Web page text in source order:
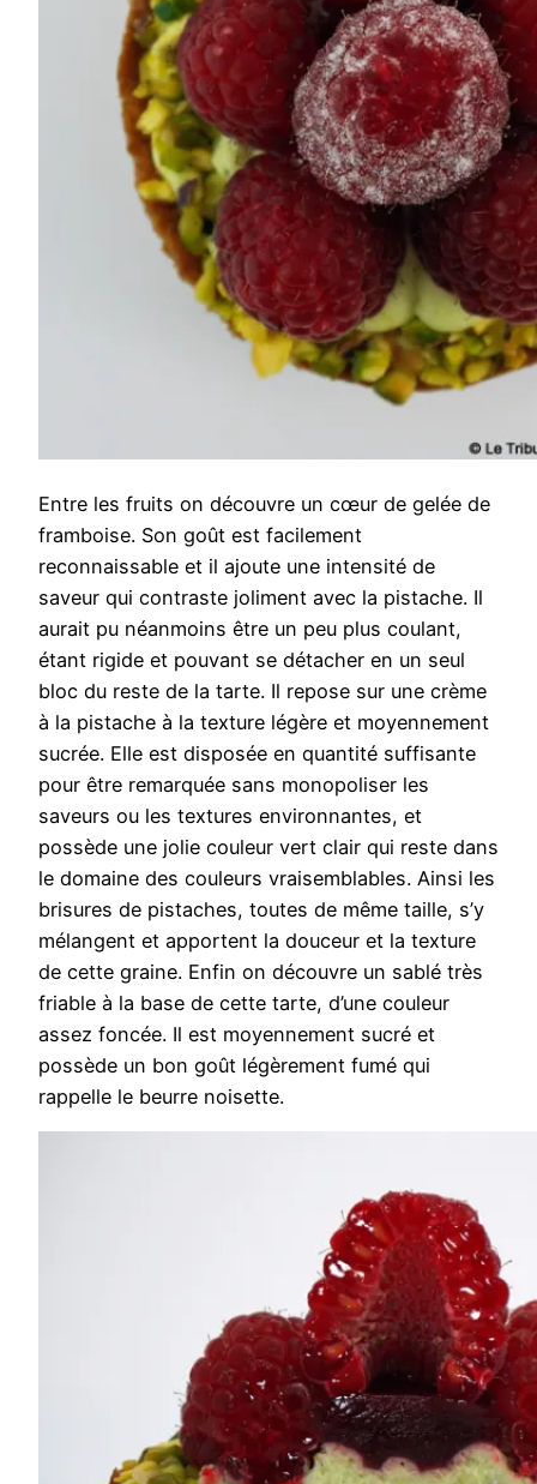
Entre les fruits on découvre un cœur de gelée de
framboise. Son goût est facilement
reconnaissable et il ajoute une intensité de
saveur qui contraste joliment avec la pistache. Il
aurait pu néanmoins être un peu plus coulant,
étant rigide et pouvant se détacher en un seul
bloc du reste de la tarte. Il repose sur une crème
à la pistache à la texture légère et moyennement
sucrée. Elle est disposée en quantité suffisante
pour être remarquée sans monopoliser les
saveurs ou les textures environnantes, et
possède une jolie couleur vert clair qui reste dans
le domaine des couleurs vraisemblables. Ainsi les
brisures de pistaches, toutes de même taille, s’y
mélangent et apportent la douceur et la texture
de cette graine. Enfin on découvre un sablé très
friable à la base de cette tarte, d’une couleur
assez foncée. Il est moyennement sucré et
possède un bon goût légèrement fumé qui
rappelle le beurre noisette.